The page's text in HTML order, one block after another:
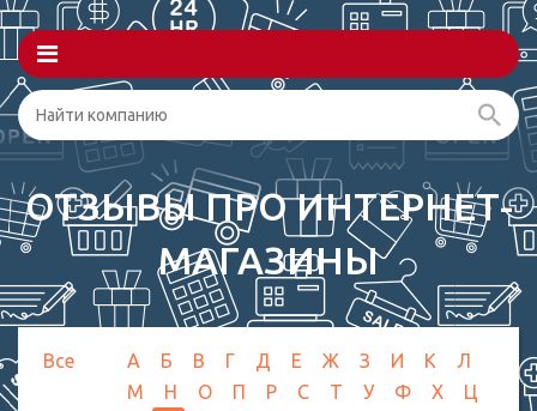
ОТЗЫВЫ ПРО ИНТЕРНЕТ-
МАГАЗИНЫ
Все А Б В Г Д Е Ж З И К
Л
М
Н О П Р С Т У Ф Х
Ц